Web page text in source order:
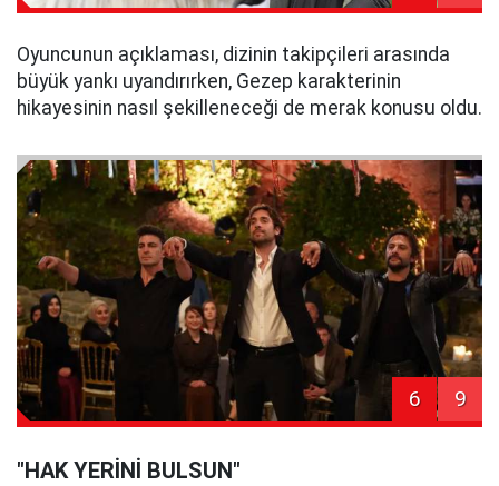
Oyuncunun açıklaması, dizinin takipçileri arasında
büyük yankı uyandırırken, Gezep karakterinin
hikayesinin nasıl şekilleneceği de merak konusu oldu.
6 9
"HAK YERİNİ BULSUN"